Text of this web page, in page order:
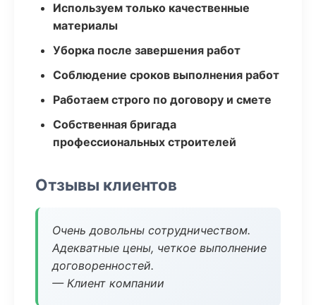
Используем только качественные
материалы
Уборка после завершения работ
Соблюдение сроков выполнения работ
Работаем строго по договору и смете
Собственная бригада
профессиональных строителей
Отзывы клиентов
Очень довольны сотрудничеством.
Адекватные цены, четкое выполнение
договоренностей.
— Клиент компании